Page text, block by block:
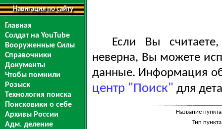
Навигация по сайту
Главная
Солдат на YouTube
Вооруженные Силы
Справочники
Документы
Чтобы помнили
Розыск
Технология поиска
Поисковики о себе
Архивы России
Адм. деление
Если Вы
неверна, Вы можете
данные. Информация
центр "Поиск" для
Название
Тип